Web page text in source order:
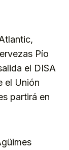
Pío
el DISA
el Unión
partirá en